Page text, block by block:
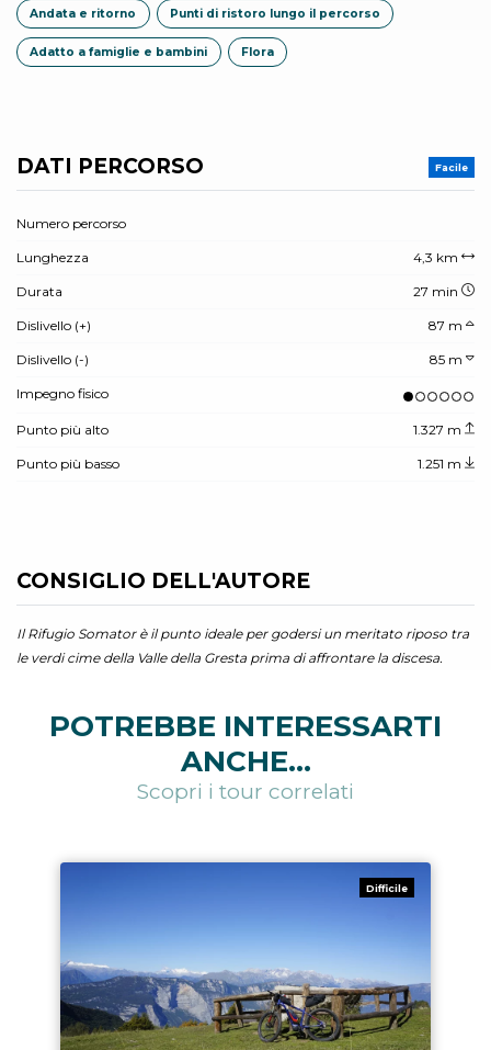
Andata e ritorno Punti di ristoro lungo il percorso
Adatto a famiglie e bambini Flora
DATI PERCORSO Facile
Numero percorso
Lunghezza 4,3 km
Durata 27 min
Dislivello (+) 87 m
Dislivello (-) 85 m
Impegno fisico
Punto più alto 1.327 m
Punto più basso 1.251 m
CONSIGLIO DELL'AUTORE
Il Rifugio Somator è il punto ideale per godersi un meritato riposo tra
le verdi cime della Valle della Gresta prima di affrontare la discesa.
POTREBBE INTERESSARTI
ANCHE...
Scopri i tour correlati
Difficile